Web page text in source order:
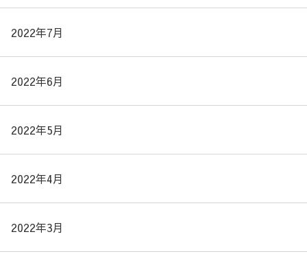
2022年7月
2022年6月
2022年5月
2022年4月
2022年3月